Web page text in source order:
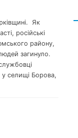
Як
російські
району,
загинуло.
селищі Борова,